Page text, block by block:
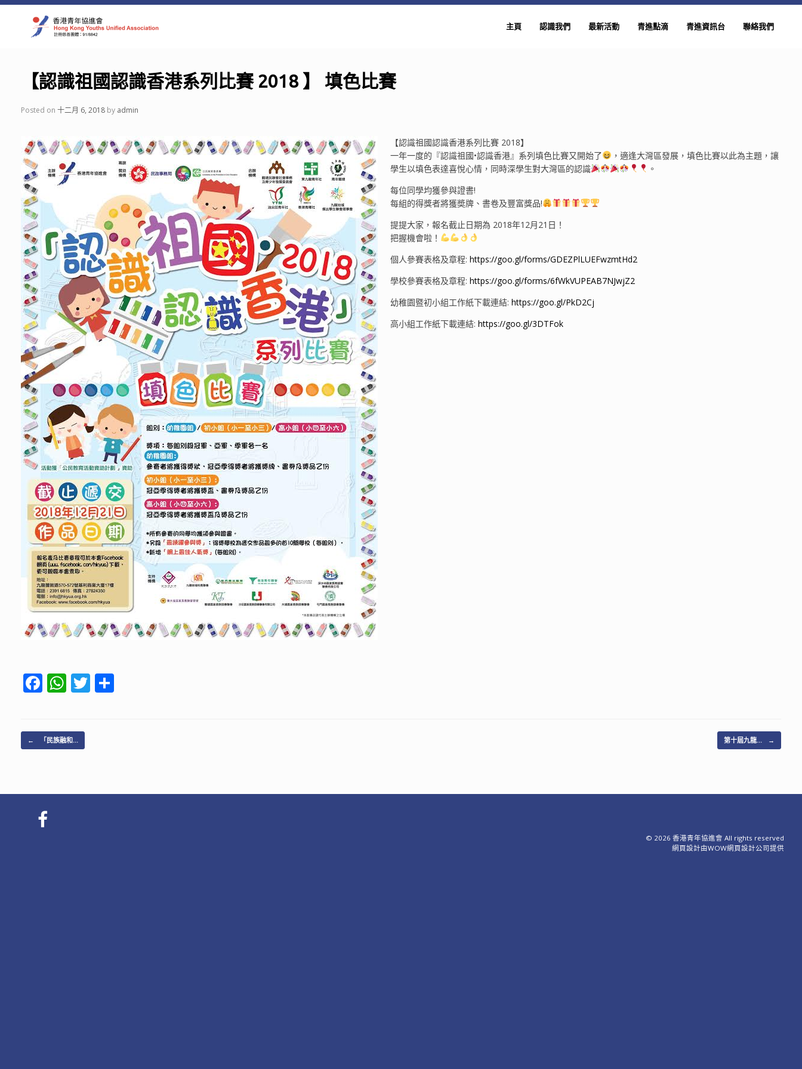
Skip
主頁 認識我們 最新活動 青進點滴 青進資訊台 聯絡我們
【認識祖國認識香港系列比賽 2018 】 填色比賽
Posted on 十二月 6, 2018 by admin
【認識祖國認識香港系列比賽 2018】
一年一度的『認識祖國•認識香港』系列填色比賽又開始了
，適逢大灣區發展，填色比賽以此為主題，讓
學生以填色表達喜悅心情，同時深學生對大灣區的認識
。
每位同學均獲參與證書!
每組的得獎者將獲奬牌、書卷及豐富獎品!
提提大家，報名截止日期為 2018年12月21日！
把握機會啦！
個人參賽表格及章程: https://goo.gl/forms/GDEZPlLUEFwzmtHd2
學校參賽表格及章程: https://goo.gl/forms/6fWkVUPEAB7NJwjZ2
幼稚園暨初小組工作紙下載連結: https://goo.gl/PkD2Cj
高小組工作紙下載連結: https://goo.gl/3DTFok
F
b
k
W
s
p
T
Post navigation
← 「民族融和… 第十屆九龍… →
© 2026 香港青年協進會 All rights reserved
網頁設計由WOW網頁設計公司提供